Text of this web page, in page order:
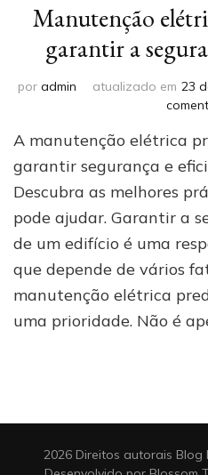
Manutenção
garantir a
por admin atualizado em 23
A manutenção elétrica
garantir segurança e
Descubra as melhores
pode ajudar. Garantir a
de um edifício é uma
que depende de vários
manutenção elétrica
uma prioridade. Não é
2026 Direitos autorais Blog